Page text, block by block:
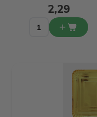
2,29